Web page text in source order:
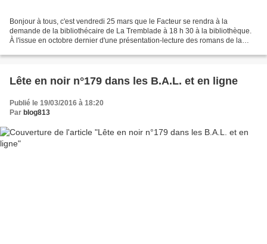
Bonjour à tous, c'est vendredi 25 mars que le Facteur se rendra à la
demande de la bibliothécaire de La Tremblade à 18 h 30 à la bibliothèque.
À l'issue en octobre dernier d'une présentation-lecture des romans de la
Lête en noir n°179 dans les B.A.L. et en ligne
Publié le 19/03/2016 à 18:20
Par blog813